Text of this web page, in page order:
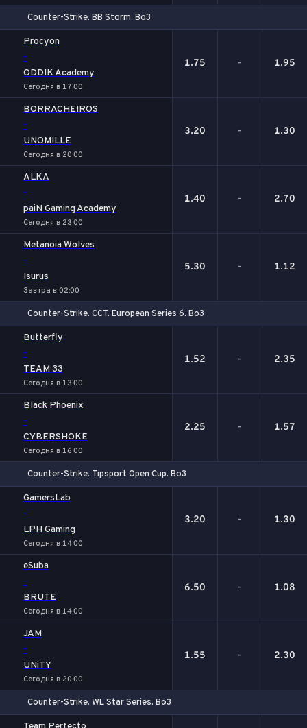
Counter-Strike. BB Storm. Bo3
Procyon
-
ODDIK Academy
Сегодня в 17:00
1.75 - 1.95
BORRACHEIROS
-
UNOMILLE
Сегодня в 20:00
3.20 - 1.30
ALKA
-
paiN Gaming Academy
Сегодня в 23:00
1.40 - 2.70
Metanoia Wolves
-
Isurus
Завтра в 02:00
5.30 - 1.12
Counter-Strike. CCT. European Series 6. Bo3
Butterfly
-
TEAM 33
Сегодня в 13:00
1.52 - 2.35
Black Phoenix
-
CYBERSHOKE
Сегодня в 16:00
2.25 - 1.57
Counter-Strike. Tipsport Open Cup. Bo3
GamersLab
-
LPH Gaming
Сегодня в 14:00
3.20 - 1.30
eSuba
-
BRUTE
Сегодня в 14:00
6.50 - 1.08
JAM
-
UNiTY
Сегодня в 20:00
1.55 - 2.30
Counter-Strike. WL Star Series. Bo3